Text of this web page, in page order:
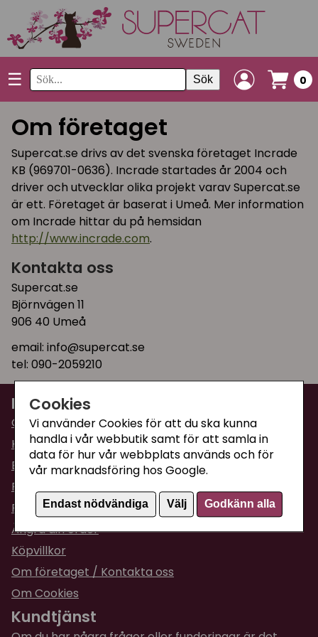
Cookies
Vi använder Cookies för att du ska kunna
handla i vår webbutik samt för att samla in
data för hur vår webbplats används och för
vår marknadsföring hos Google.
Endast nödvändiga Välj Godkänn alla
☰ Sök 0
Om företaget
Supercat.se drivs av det svenska företaget Incrade
KB (969701-0636). Incrade startades år 2004 och
driver och utvecklar olika projekt varav Supercat.se
är ett. Företaget är baserat i Umeå. Mer information
om Incrade hittar du på hemsidan
http://www.incrade.com.
Kontakta oss
Supercat.se
Björnvägen 11
906 40 Umeå
email: info@supercat.se
tel: 090-2059210
Information
Om Supercat
Kattguiden
Butiken i Umeå
Fraktpriser & leveranser
Returinformation
Ångra din order
Köpvillkor
Om företaget / Kontakta oss
Om Cookies
Kundtjänst